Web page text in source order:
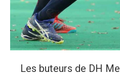
Les buteurs de DH